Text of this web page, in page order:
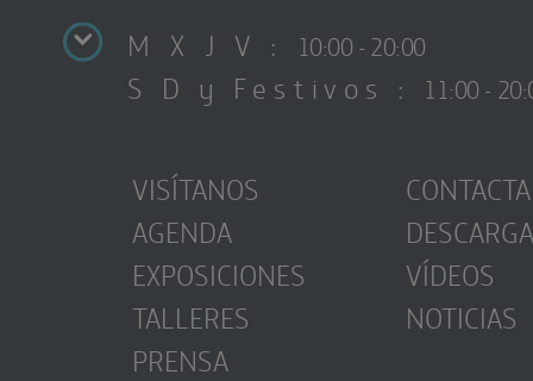
M X J V : 10:00 - 20:00
S D y Festivos : 11:00 -
VISÍTANOS
AGENDA
EXPOSICIONES
TALLERES
PRENSA
CONTACTA
VÍDEOS
NOTICIAS